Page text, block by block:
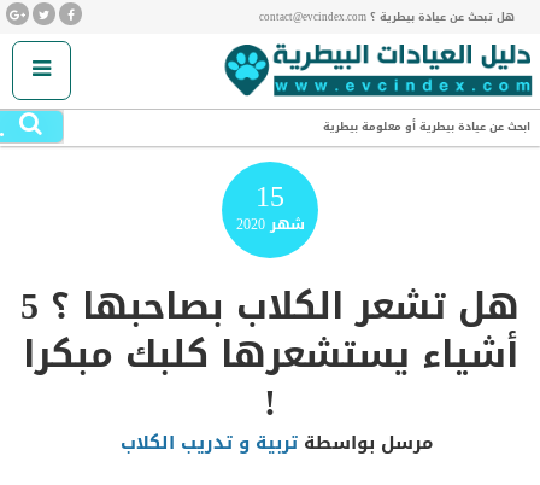
هل تبحث عن عيادة بيطرية ؟ contact@evcindex.com
ابحث عن عيادة بيطرية أو معلومة بيطرية
15
شهر2020
هل تشعر الكلاب بصاحبها ؟ 5
أشياء يستشعرها كلبك مبكرا
!
مرسل بواسطةتربية و تدريب الكلاب